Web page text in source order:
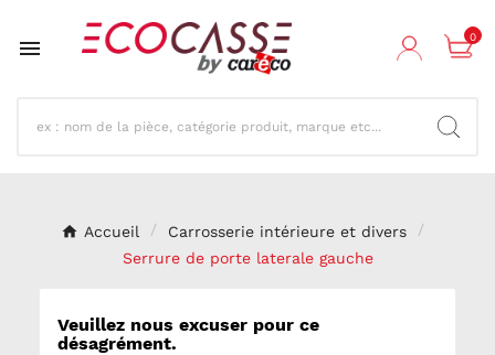
 0
Accueil
Carrosserie intérieure et divers
Serrure de porte laterale gauche
Veuillez nous excuser pour ce
désagrément.